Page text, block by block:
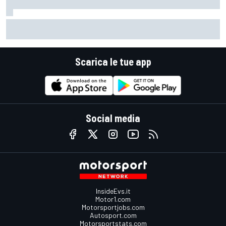
stessa"
Scarica le tue app
Social media
InsideEvs.it
Motor1.com
Motorsportjobs.com
Autosport.com
Motorsportstats.com